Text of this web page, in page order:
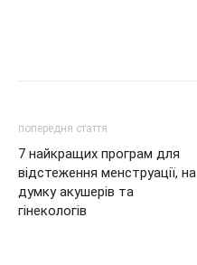
попередня стаття
7 найкращих програм для
відстеження менструації, на
думку акушерів та
гінекологів